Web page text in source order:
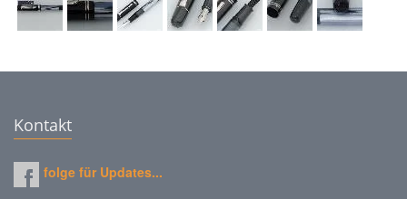
Kontakt
folge für Updates...